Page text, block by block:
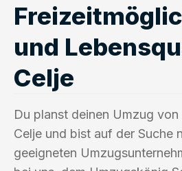
und
Celje
Du planst deinen Umzug
Celje und bist auf der Suche
geeigneten